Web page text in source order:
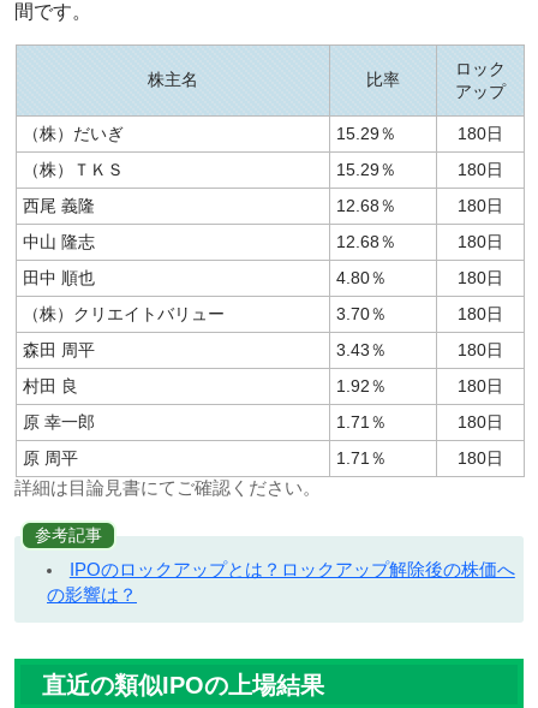
間です。
株主名 比率
ロック
アップ
（株）だいぎ 15.29％
180日
（株）ＴＫＳ
15.29％
180日
西尾 義隆
12.68％
180日
中山 隆志
12.68％
180日
田中 順也
4.80％
180日
（株）クリエイトバリュー
3.70％
180日
森田 周平
3.43％
180日
村田 良
1.92％
180日
原 幸一郎
1.71％
180日
原 周平
1.71％ 180日
詳細は目論見書にてご確認ください。
参考記事
IPOのロックアップとは？ロックアップ解除後の株価へ
の影響は？
直近の類似IPOの上場結果